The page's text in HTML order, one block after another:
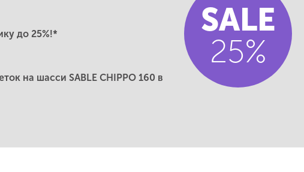
SALE
25%
до 25%!*
на шасси SABLE CHIPPO 160 в